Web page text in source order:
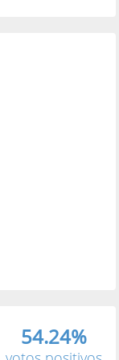
54.24%